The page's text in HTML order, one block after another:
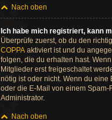
Nach oben
Ich habe mich registriert, kann
Überprüfe zuerst, ob du den
COPPA aktiviert ist und du
folgen, die du erhalten hast.
Mitglieder erst freigeschaltet
nötig ist oder nicht. Wenn du
oder die E-Mail von einem
Administrator.
Nach oben